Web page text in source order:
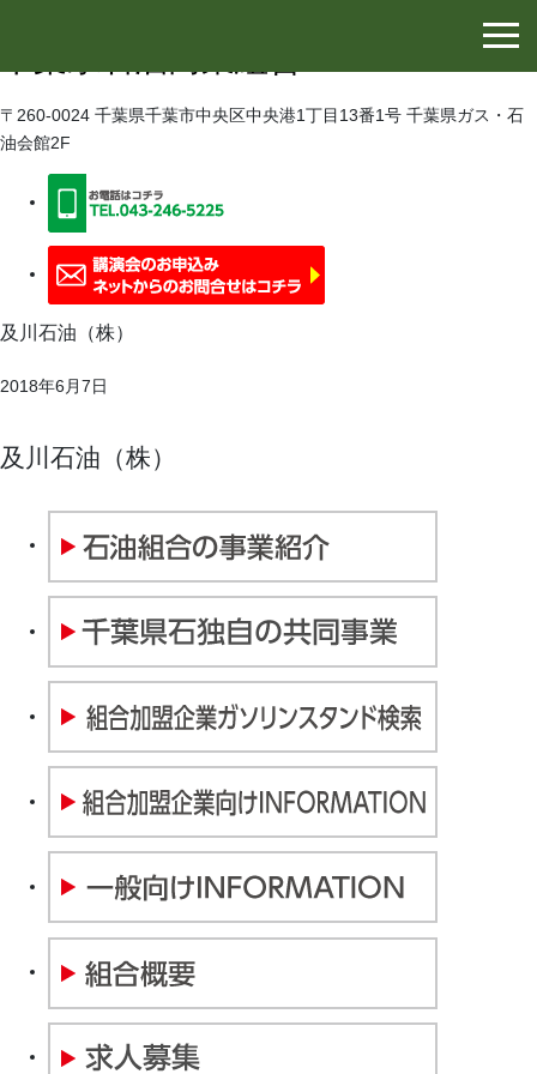
〒260-0024 千葉県千葉市中央区中央港1丁目13番1号 千葉県ガス・石
油会館2F
及川石油（株）
2018年6月7日
及川石油（株）